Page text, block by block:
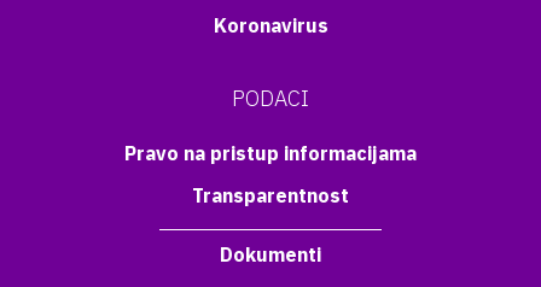
Koronavirus
PODACI
Pravo na pristup informacijama
Transparentnost
Dokumenti